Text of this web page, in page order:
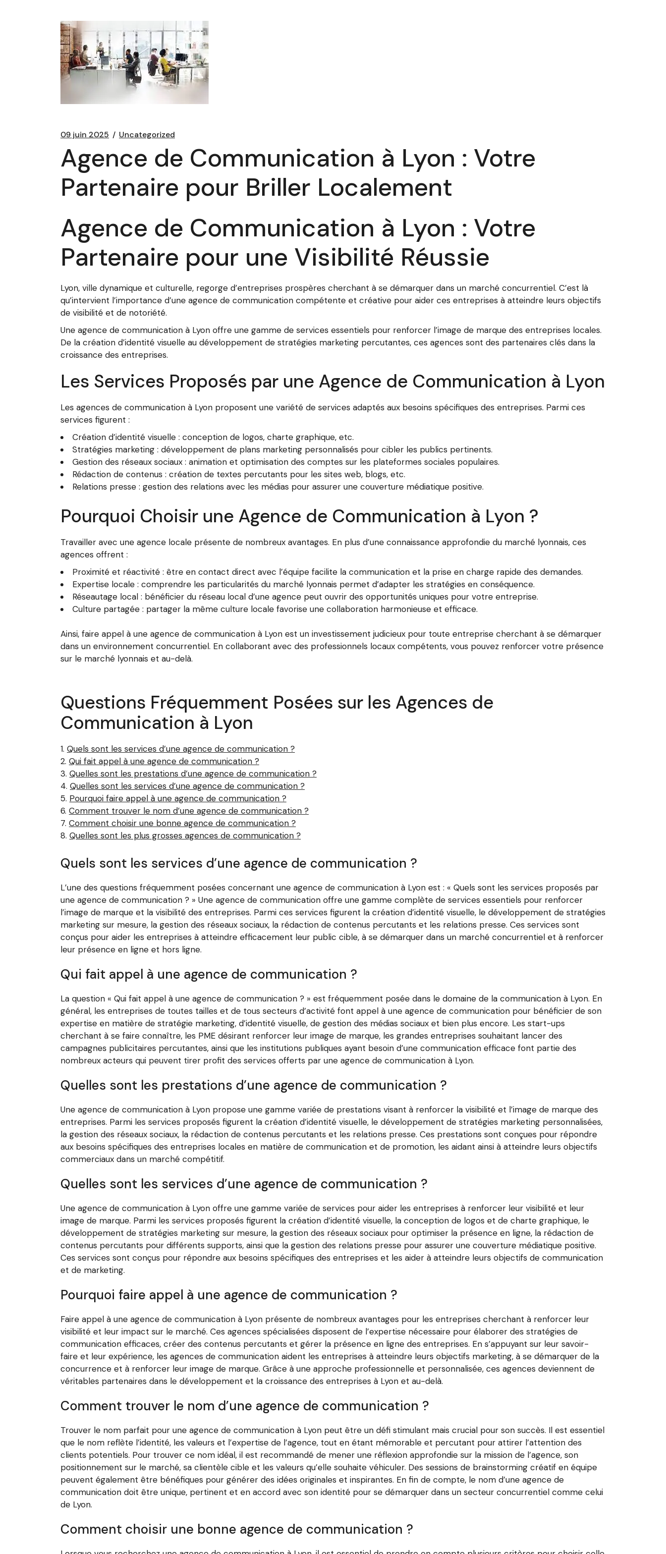
09 juin 2025 Uncategorized
Agence de Communication à Lyon : Votre
Partenaire pour Briller Localement
Agence de Communication à Lyon : Votre
Partenaire pour une Visibilité Réussie
Lyon, ville dynamique et culturelle, regorge d’entreprises prospères cherchant à se démarquer dans un marché concurrentiel. C’est là
qu’intervient l’importance d’une agence de communication compétente et créative pour aider ces entreprises à atteindre leurs objectifs
de visibilité et de notoriété.
Une agence de communication à Lyon offre une gamme de services essentiels pour renforcer l’image de marque des entreprises locales.
De la création d’identité visuelle au développement de stratégies marketing percutantes, ces agences sont des partenaires clés dans la
croissance des entreprises.
Les Services Proposés par une Agence de Communication à Lyon
Les agences de communication à Lyon proposent une variété de services adaptés aux besoins spécifiques des entreprises. Parmi ces
services figurent :
Création d’identité visuelle : conception de logos, charte graphique, etc.
Stratégies marketing : développement de plans marketing personnalisés pour cibler les publics pertinents.
Gestion des réseaux sociaux : animation et optimisation des comptes sur les plateformes sociales populaires.
Rédaction de contenus : création de textes percutants pour les sites web, blogs, etc.
Relations presse : gestion des relations avec les médias pour assurer une couverture médiatique positive.
Pourquoi Choisir une Agence de Communication à Lyon ?
Travailler avec une agence locale présente de nombreux avantages. En plus d’une connaissance approfondie du marché lyonnais, ces
agences offrent :
Proximité et réactivité : être en contact direct avec l’équipe facilite la communication et la prise en charge rapide des demandes.
Expertise locale : comprendre les particularités du marché lyonnais permet d’adapter les stratégies en conséquence.
Réseautage local : bénéficier du réseau local d’une agence peut ouvrir des opportunités uniques pour votre entreprise.
Culture partagée : partager la même culture locale favorise une collaboration harmonieuse et efficace.
Ainsi, faire appel à une agence de communication à Lyon est un investissement judicieux pour toute entreprise cherchant à se démarquer
dans un environnement concurrentiel. En collaborant avec des professionnels locaux compétents, vous pouvez renforcer votre présence
sur le marché lyonnais et au-delà.
Questions Fréquemment Posées sur les Agences de
Communication à Lyon
Quels sont les services d’une agence de communication ?
Qui fait appel à une agence de communication ?
Quelles sont les prestations d’une agence de communication ?
Quelles sont les services d’une agence de communication ?
Pourquoi faire appel à une agence de communication ?
Comment trouver le nom d’une agence de communication ?
Comment choisir une bonne agence de communication ?
Quelles sont les plus grosses agences de communication ?
Quels sont les services d’une agence de communication ?
L’une des questions fréquemment posées concernant une agence de communication à Lyon est : « Quels sont les services proposés par
une agence de communication ? » Une agence de communication offre une gamme complète de services essentiels pour renforcer
l’image de marque et la visibilité des entreprises. Parmi ces services figurent la création d’identité visuelle, le développement de stratégies
marketing sur mesure, la gestion des réseaux sociaux, la rédaction de contenus percutants et les relations presse. Ces services sont
conçus pour aider les entreprises à atteindre efficacement leur public cible, à se démarquer dans un marché concurrentiel et à renforcer
leur présence en ligne et hors ligne.
Qui fait appel à une agence de communication ?
La question « Qui fait appel à une agence de communication ? » est fréquemment posée dans le domaine de la communication à Lyon. En
général, les entreprises de toutes tailles et de tous secteurs d’activité font appel à une agence de communication pour bénéficier de son
expertise en matière de stratégie marketing, d’identité visuelle, de gestion des médias sociaux et bien plus encore. Les start-ups
cherchant à se faire connaître, les PME désirant renforcer leur image de marque, les grandes entreprises souhaitant lancer des
campagnes publicitaires percutantes, ainsi que les institutions publiques ayant besoin d’une communication efficace font partie des
nombreux acteurs qui peuvent tirer profit des services offerts par une agence de communication à Lyon.
Quelles sont les prestations d’une agence de communication ?
Une agence de communication à Lyon propose une gamme variée de prestations visant à renforcer la visibilité et l’image de marque des
entreprises. Parmi les services proposés figurent la création d’identité visuelle, le développement de stratégies marketing personnalisées,
la gestion des réseaux sociaux, la rédaction de contenus percutants et les relations presse. Ces prestations sont conçues pour répondre
aux besoins spécifiques des entreprises locales en matière de communication et de promotion, les aidant ainsi à atteindre leurs objectifs
commerciaux dans un marché compétitif.
Quelles sont les services d’une agence de communication ?
Une agence de communication à Lyon offre une gamme variée de services pour aider les entreprises à renforcer leur visibilité et leur
image de marque. Parmi les services proposés figurent la création d’identité visuelle, la conception de logos et de charte graphique, le
développement de stratégies marketing sur mesure, la gestion des réseaux sociaux pour optimiser la présence en ligne, la rédaction de
contenus percutants pour différents supports, ainsi que la gestion des relations presse pour assurer une couverture médiatique positive.
Ces services sont conçus pour répondre aux besoins spécifiques des entreprises et les aider à atteindre leurs objectifs de communication
et de marketing.
Pourquoi faire appel à une agence de communication ?
Faire appel à une agence de communication à Lyon présente de nombreux avantages pour les entreprises cherchant à renforcer leur
visibilité et leur impact sur le marché. Ces agences spécialisées disposent de l’expertise nécessaire pour élaborer des stratégies de
communication efficaces, créer des contenus percutants et gérer la présence en ligne des entreprises. En s’appuyant sur leur savoir-
faire et leur expérience, les agences de communication aident les entreprises à atteindre leurs objectifs marketing, à se démarquer de la
concurrence et à renforcer leur image de marque. Grâce à une approche professionnelle et personnalisée, ces agences deviennent de
véritables partenaires dans le développement et la croissance des entreprises à Lyon et au-delà.
Comment trouver le nom d’une agence de communication ?
Trouver le nom parfait pour une agence de communication à Lyon peut être un défi stimulant mais crucial pour son succès. Il est essentiel
que le nom reflète l’identité, les valeurs et l’expertise de l’agence, tout en étant mémorable et percutant pour attirer l’attention des
clients potentiels. Pour trouver ce nom idéal, il est recommandé de mener une réflexion approfondie sur la mission de l’agence, son
positionnement sur le marché, sa clientèle cible et les valeurs qu’elle souhaite véhiculer. Des sessions de brainstorming créatif en équipe
peuvent également être bénéfiques pour générer des idées originales et inspirantes. En fin de compte, le nom d’une agence de
communication doit être unique, pertinent et en accord avec son identité pour se démarquer dans un secteur concurrentiel comme celui
de Lyon.
Comment choisir une bonne agence de communication ?